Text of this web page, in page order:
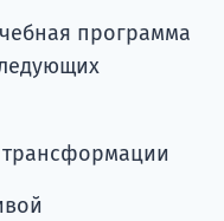
программа